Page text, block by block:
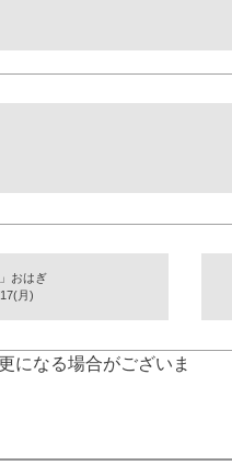
おはぎ
月)
になる場合がございま